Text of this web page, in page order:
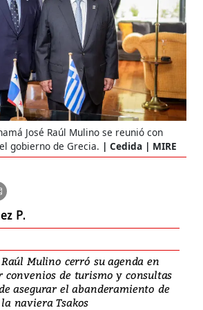
José Raúl Mulino se reunió con
gobierno de Grecia.
Cedida | MIRE
P.
Mulino cerró su agenda en
de turismo y consultas
asegurar el abanderamiento de
naviera Tsakos